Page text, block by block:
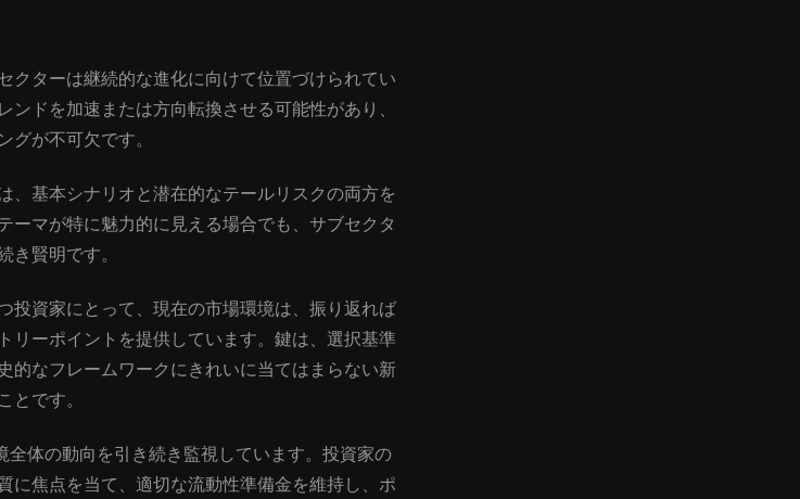
クターは継続的な進化に向けて位置づけられてい
ンドを加速または方向転換させる可能性があり、
グが不可欠です。
、基本シナリオと潜在的なテールリスクの両方を
ーマが特に魅力的に見える場合でも、サブセクタ
き賢明です。
投資家にとって、現在の市場環境は、振り返れば
リーポイントを提供しています。鍵は、選択基準
的なフレームワークにきれいに当てはまらない新
とです。
全体の動向を引き続き監視しています。投資家の
に焦点を当て、適切な流動性準備金を維持し、ポ